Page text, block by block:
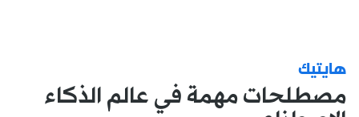
هايتيك
مصطلحات مهمة في عالم الذكاء